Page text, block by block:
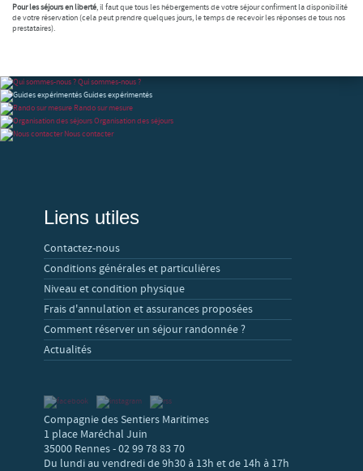
Pour les séjours en liberté, il faut que tous les hébergements de votre séjour confirment la disponibilité
de votre réservation (cela peut prendre quelques jours, le temps de recevoir les réponses de tous nos
prestataires).
Qui sommes-nous ?
Guides expérimentés
Rando sur mesure
Organisation des séjours
Nous contacter
Liens utiles
Contactez-nous
Conditions générales et particulières
Niveau et condition physique
Frais d'annulation et assurances proposées
Comment réserver un séjour randonnée ?
Actualités
Compagnie des Sentiers Maritimes
1 place Maréchal Juin
35000 Rennes - 02 99 78 83 70
Du lundi au vendredi de 9h30 à 13h et de 14h à 17h